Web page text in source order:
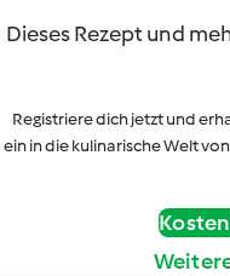
Dieses Rezept und
Registriere dich jetzt und
ein in die kulinarische Welt